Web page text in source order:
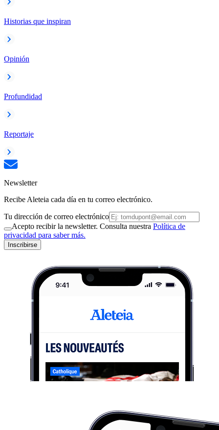
Historias que inspiran
Opinión
Profundidad
Reportaje
Newsletter
Recibe Aleteia cada día en tu correo electrónico.
Tu dirección de correo electrónico
Acepto recibir la newsletter. Consulta nuestra Política de
privacidad para saber más.
Inscribirse